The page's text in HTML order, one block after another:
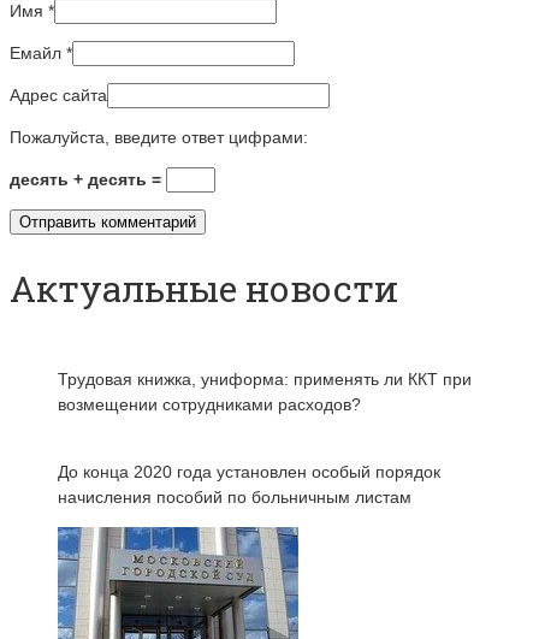
Имя *
Емайл *
Адрес сайта
Пожалуйста, введите ответ цифрами:
десять + десять =
Актуальные новости
Трудовая книжка, униформа: применять ли ККТ при
возмещении сотрудниками расходов?
До конца 2020 года установлен особый порядок
начисления пособий по больничным листам